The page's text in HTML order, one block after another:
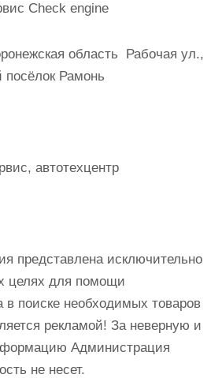
Check engine
область Рабочая ул.,
посёлок Рамонь
автотехцентр
представлена исключительно
целях для помощи
в поиске необходимых товаров
рекламой! За неверную и
Администрация
не несет.